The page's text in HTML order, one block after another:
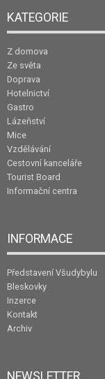
KATEGORIE
Z domova
Ze světa
Doprava
Hotelnictví
Gastro
Lázeňství
Mice
Vzdělávání
Cestovní kanceláře
Tourist Board
Informační centra
INFORMACE
Představení Všudybylu
Bleskovky
Inzerce
Kontakt
Archiv
NEWSLETTER